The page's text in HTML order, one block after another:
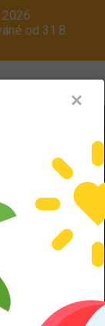
2026
od 31.8.
ALU kola
✕